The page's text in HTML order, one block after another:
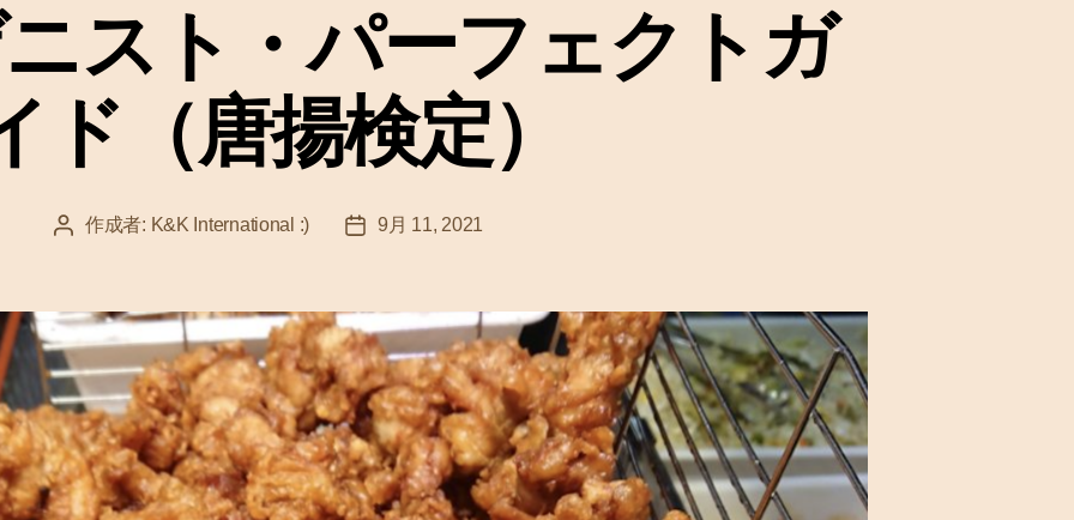
ー
スト・パーフェクトガ
ド（唐揚検定）
投 作成者: K&K International :)
投
9月 11, 2021